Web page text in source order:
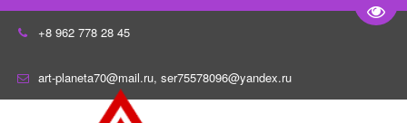
+8 962 778 28 45
art-planeta70@mail.ru, ser75578096@yandex.ru